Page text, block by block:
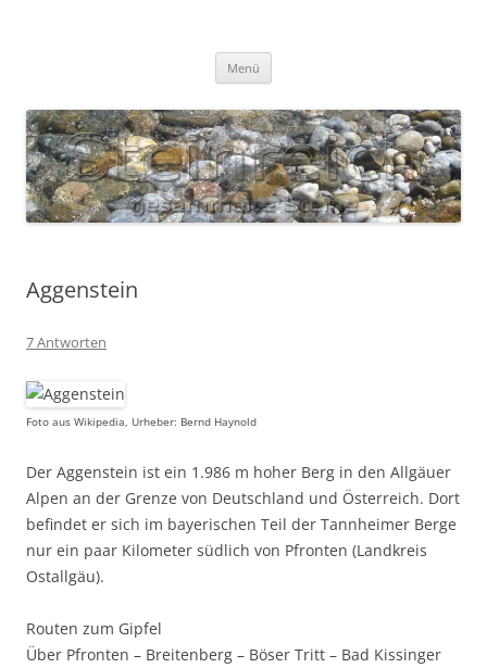
Menü
Aggenstein
7 Antworten
Foto aus Wikipedia, Urheber: Bernd Haynold
Der Aggenstein ist ein 1.986 m hoher Berg in den Allgäuer
Alpen an der Grenze von Deutschland und Österreich. Dort
befindet er sich im bayerischen Teil der Tannheimer Berge
nur ein paar Kilometer südlich von Pfronten (Landkreis
Ostallgäu).
Routen zum Gipfel
Über Pfronten – Breitenberg – Böser Tritt – Bad Kissinger